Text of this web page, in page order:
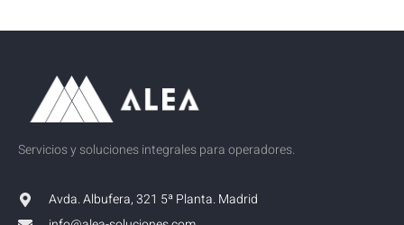
Servicios y soluciones integrales para operadores.
Avda. Albufera, 321 5ª Planta. Madrid